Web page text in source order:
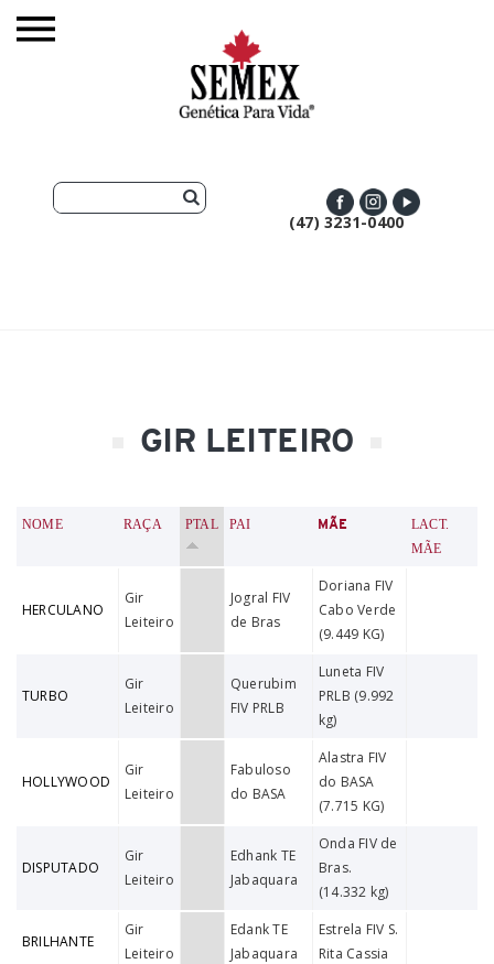
(47) 3231-0400
GIR LEITEIRO
NOME RAÇA PTAL PAI MÃE
LACT.
MÃE
HERCULANO
Gir
Leiteiro
Jogral FIV
de Bras
Doriana FIV
Cabo Verde
(9.449 KG)
TURBO
Gir
Leiteiro
Querubim
FIV PRLB
Luneta FIV
PRLB (9.992
kg)
HOLLYWOOD
Gir
Leiteiro
Fabuloso
do BASA
Alastra FIV
do BASA
(7.715 KG)
DISPUTADO
Gir
Leiteiro
Edhank TE
Jabaquara
Onda FIV de
Bras.
(14.332 kg)
BRILHANTE
Gir
Leiteiro
Edank TE
Jabaquara
Estrela FIV S.
Rita Cassia